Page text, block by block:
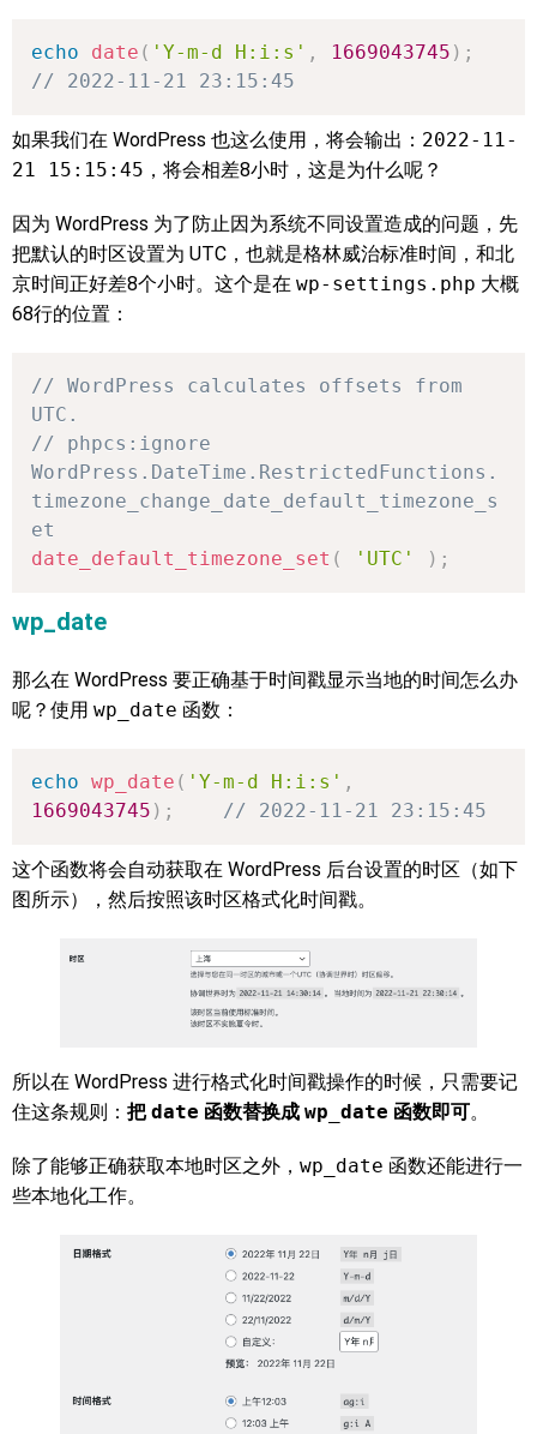
echo date ( 'Y-m-d H:i:s' , 1669043745 ) ;
// 2022-11-21 23:15:45
如果我们在 WordPress 也这么使用，将会输出： 2022-11-
21 15:15:45 ，将会相差8小时，这是为什么呢？
因为 WordPress 为了防止因为系统不同设置造成的问题，先
把默认的时区设置为 UTC，也就是格林威治标准时间，和北
京时间正好差8个小时。这个是在 wp-settings.php 大概
68行的位置：
// WordPress calculates offsets from
UTC.
// phpcs:ignore
WordPress.DateTime.RestrictedFunctions.
timezone_change_date_default_timezone_s
et
date_default_timezone_set ( 'UTC' ) ;
wp_date
那么在 WordPress 要正确基于时间戳显示当地的时间怎么办
呢？使用 wp_date 函数：
echo wp_date ( 'Y-m-d H:i:s' ,
1669043745 ) ; // 2022-11-21 23:15:45
这个函数将会自动获取在 WordPress 后台设置的时区（如下
图所示），然后按照该时区格式化时间戳。
所以在 WordPress 进行格式化时间戳操作的时候，只需要记
住这条规则： 把 date 函数替换成 wp_date 函数即可。
除了能够正确获取本地时区之外， wp_date 函数还能进行一
些本地化工作。